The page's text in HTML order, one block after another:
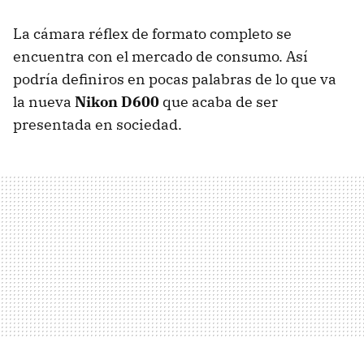
La cámara réflex de formato completo se
encuentra con el mercado de consumo. Así
podría definiros en pocas palabras de lo que va
la nueva Nikon D600 que acaba de ser
presentada en sociedad.